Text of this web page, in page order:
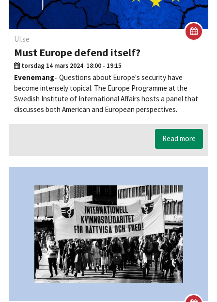
UI.se
Must Europe defend itself?
torsdag 14 mars 2024 18:00 - 19:15
Evenemang Questions about Europe's security have
become intensely topical. The Europe Programme at the
Swedish Institute of International Affairs hosts a panel that
discusses both American and European perspectives.
Read more